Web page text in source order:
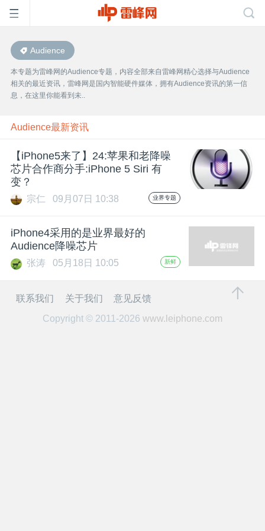
首
页
雷
峰
网
公
开
课
Audience
本专题为雷峰网的Audience专题，内容全部来自雷峰网精心选择与Audience
相关的最近资讯，雷峰网是国内智能硬件媒体，拥有Audience资讯的第一信
息，在这里你能看到未..
Audience最新资讯
【iPhone5来了】24:苹果和老降噪
芯片合作商分手:iPhone 5 Siri 有
变？
宗仁 09月07日 10:38 业界专题
iPhone4采用的是业界最好的
Audience降噪芯片
张涛 05月18日 10:05 新鲜
联系我们 关于我们
意见反馈
Copyright © 2011-2026 www.leiphone.com